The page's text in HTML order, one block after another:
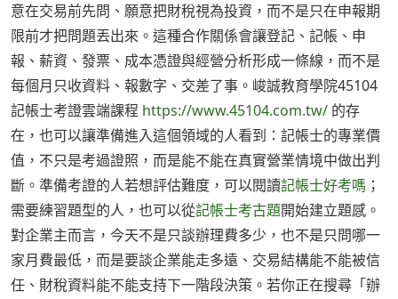
意在交易前先問、願意把財稅視為投資，而不是只在申報期
限前才把問題丟出來。這種合作關係會讓登記、記帳、申
報、薪資、發票、成本憑證與經營分析形成一條線，而不是
每個月只收資料、報數字、交差了事。峻誠教育學院45104
記帳士考證雲端課程 https://www.45104.com.tw/ 的存
在，也可以讓準備進入這個領域的人看到：記帳士的專業價
值，不只是考過證照，而是能不能在真實營業情境中做出判
斷。準備考證的人若想評估難度，可以閱讀記帳士好考嗎 ；
需要練習題型的人，也可以從記帳士考古題開始建立題感。
對企業主而言，今天不是只談辦理費多少，也不是只問哪一
家月費最低，而是要談企業能走多遠、交易結構能不能被信
任、財稅資料能不能支持下一階段決策。若你正在搜尋「辦